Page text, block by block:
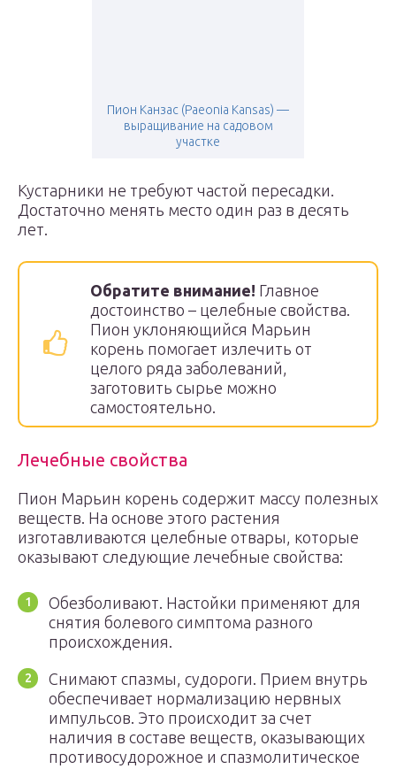
Пион Канзас (Paeonia Kansas) —
выращивание на садовом
участке
Кустарники не требуют частой пересадки.
Достаточно менять место один раз в десять
лет.
Обратите внимание! Главное
достоинство – целебные свойства.
Пион уклоняющийся Марьин
корень помогает излечить от
целого ряда заболеваний,
заготовить сырье можно
самостоятельно.
Лечебные свойства
Пион Марьин корень содержит массу полезных
веществ. На основе этого растения
изготавливаются целебные отвары, которые
оказывают следующие лечебные свойства:
Обезболивают. Настойки применяют для
снятия болевого симптома разного
происхождения.
Снимают спазмы, судороги. Прием внутрь
обеспечивает нормализацию нервных
импульсов. Это происходит за счет
наличия в составе веществ, оказывающих
противосудорожное и спазмолитическое